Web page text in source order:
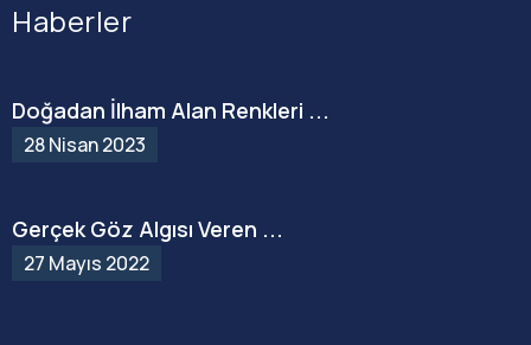
Haberler
Doğadan İlham Alan Renkleri ...
28 Nisan 2023
Gerçek Göz Algısı Veren ...
27 Mayıs 2022